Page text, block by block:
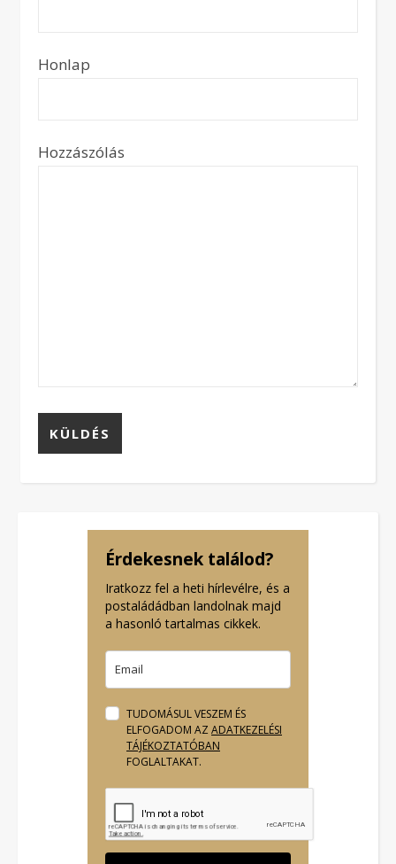
Honlap
Hozzászólás
Érdekesnek találod?
Iratkozz fel a heti hírlevélre, és a
postaládádban landolnak majd
a hasonló tartalmas cikkek.
TUDOMÁSUL VESZEM ÉS
ELFOGADOM AZ ADATKEZELÉSI
TÁJÉKOZTATÓBAN
FOGLALTAKAT.